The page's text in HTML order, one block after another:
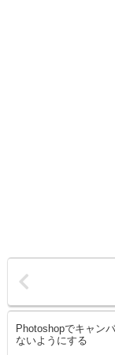
Photoshopでキャン
ないようにする